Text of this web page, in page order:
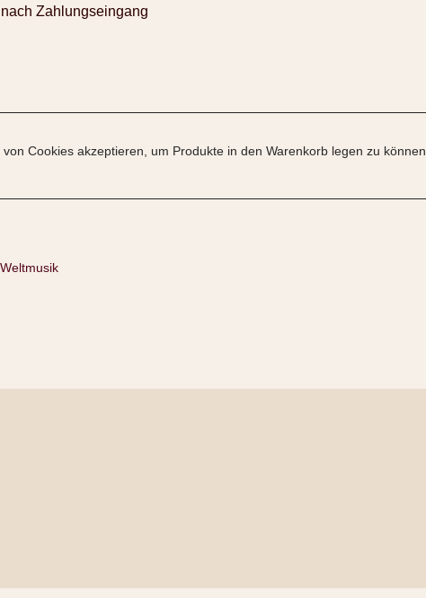
Zahlungseingang
Cookies akzeptieren, um Produkte in den Warenkorb legen zu können.
Weltmusik